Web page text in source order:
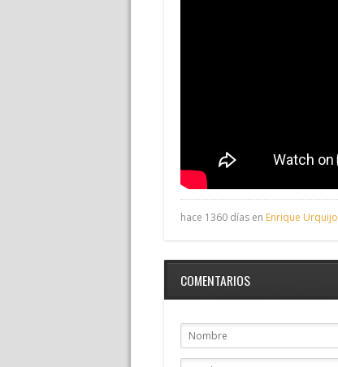
hace 1360 días en Enrique Urquijo
COMENTARIOS